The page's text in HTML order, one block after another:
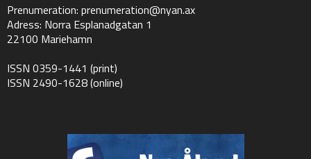
Prenumeration: prenumeration@nyan.ax
Adress: Norra Esplanadgatan 1
22100 Mariehamn
ISSN 0359-1441 (print)
ISSN 2490-1628 (online)